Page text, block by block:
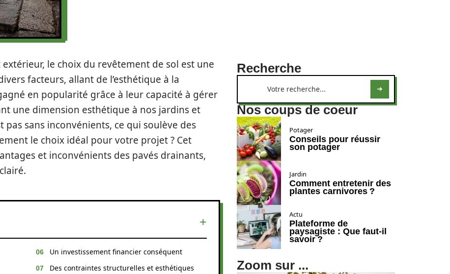
le choix du revêtement de sol est une
facteurs, allant de l’esthétique à la
en popularité grâce à leur capacité à gérer
une dimension esthétique à nos jardins et
pas sans inconvénients, ce qui soulève des
le choix idéal pour votre projet ? Cet
et inconvénients des pavés drainants,
Un investissement financier conséquent
Des contraintes structurelles et esthétiques
Recherche
Nos coups de coeur
Potager
Conseils pour réussir
son potager
Jardin
Comment entretenir des
plantes carnivores ?
Actu
Plateforme de
paysagiste : Que faut-il
savoir ?
Zoom sur ...